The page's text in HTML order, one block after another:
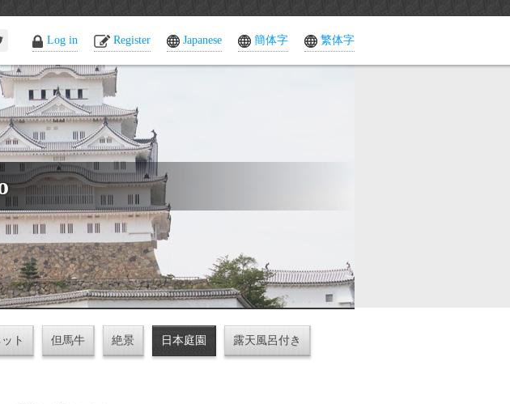
Log in Register Japanese 簡体字 繁体字
ト 但馬牛 絶景 日本庭園 露天風呂付き